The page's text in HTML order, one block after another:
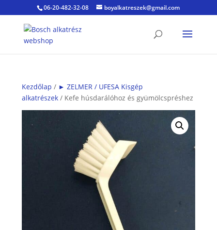
06-20-482-32-08 boyalkatreszek@gmail.com
Kezdőlap / ► ZELMER / UFESA Kisgép
alkatrészek/ Kefe húsdarálóhoz és gyümölcspréshez